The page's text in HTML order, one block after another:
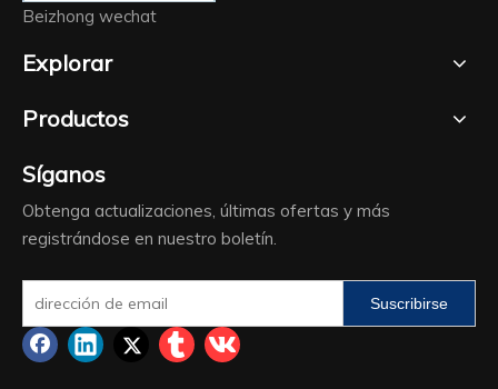
Beizhong wechat
Explorar
Productos
Síganos
Obtenga actualizaciones, últimas ofertas y más
registrándose en nuestro boletín.
Suscribirse